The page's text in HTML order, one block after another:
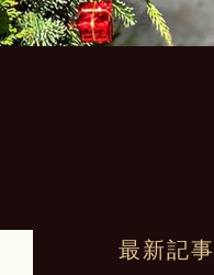
最新記事